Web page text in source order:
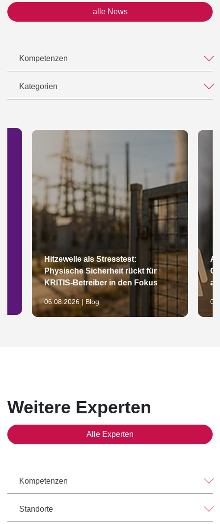
alle News
Kompetenzen
Kategorien
Hitzewelle als Stresstest:
Physische Sicherheit rückt für
KRITIS-Betreiber in den Fokus
06.08.2026 | Blog
Weitere Experten
Alle Experten
Kompetenzen
Standorte